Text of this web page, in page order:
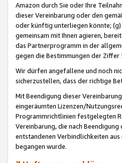
Amazon durch Sie oder Ihre
dieser Vereinbarung oder den
oder künftig unterliegen könnte; (g)
gemeinsam mit Ihnen agieren,
das Partnerprogramm in der
gegen die Bestimmungen der
Wir dürfen angefallene und noch
sicherzustellen, dass der richtige
Mit Beendigung dieser
eingeräumten Lizenzen/
Programmrichtlinien festgelegten
Vereinbarung, die nach
entstandenen Verbindlichkeiten
begangen wurde.